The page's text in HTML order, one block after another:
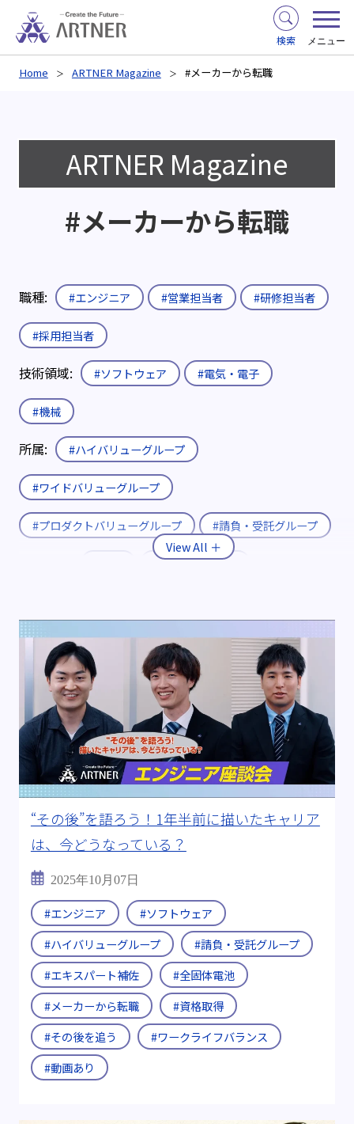
検索 メニュー
Home ARTNER Magazine #メーカーから転職
ARTNER Magazine
#メーカーから転職
職種: #エンジニア #営業担当者 #研修担当者
#採用担当者
技術領域: #ソフトウェア #電気・電子
#機械
所属: #ハイバリューグループ
#ワイドバリューグループ
#プロダクトバリューグループ #請負・受託グループ
#既卒・第二新卒
役職: #エキスパート #エキスパート補佐
制度: #エリア限定制度 #社内公募制度 #育休
#転職支援制度 #継続雇用制度
キーワード: #電気自動車(EV)
#全固体電池
#半導体製造装置 #CASE #医療機器
#ビッグデータ
#メーカーから転職 #チームワーク
＃ITエンジニア #資格取得 #多様な現場経験
#D＆I #その後を追う #ワークライフバランス
動画: #動画あり
ブログ年度: #2019年
“その後”を語ろう！1年半前に描いたキャリア
は、今どうなっている？
2025年10月07日
#エンジニア
#ソフトウェア
#ハイバリューグループ
#請負・受託グループ
#エキスパート補佐
#全固体電池
#メーカーから転職
#資格取得
#その後を追う
#ワークライフバランス
#動画あり